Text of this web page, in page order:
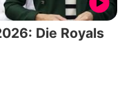
Die Royals